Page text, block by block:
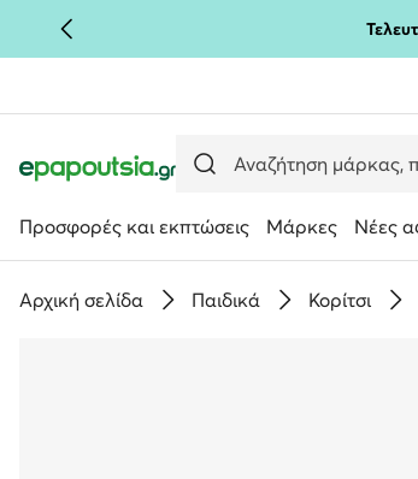
ΜΕΤΆΒΑΣΗ ΣΤΟ ΚΎΡΙΟ ΠΕΡΙΕΧΌΜΕΝΟ
Προσφορές και εκπτώσεις Μάρκες Νέες
Αρχική σελίδα Παιδικά Κορίτσι